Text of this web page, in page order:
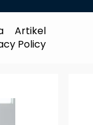
Artikel
Policy